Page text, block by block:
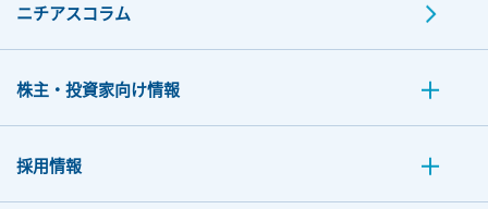
ニチアスコラム
株主・投資家向け情報
採用情報